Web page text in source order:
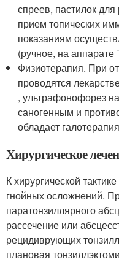
спреев, пастилок
прием топических
показаниям
(ручное, на аппарате
Физиотерапия. При
проводятся
, ультрафонофорез
саногенным и
обладает
Хирургическое
К хирургической
гнойных осложнений.
паратонзиллярного
рассечение или
рецидиврующих
плановая